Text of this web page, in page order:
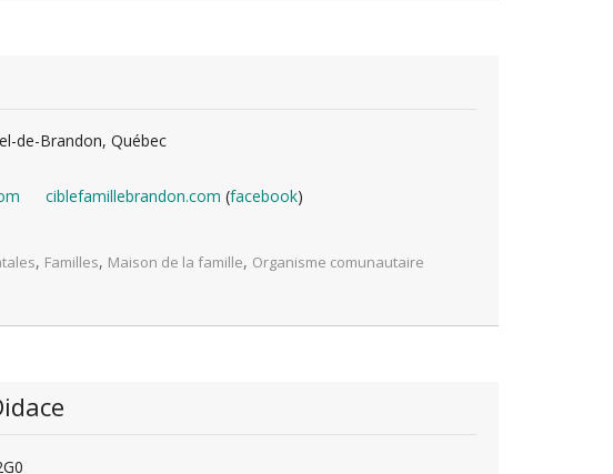
de-Brandon, Québec
ciblefamillebrandon.com (facebook)
, Familles, Maison de la famille, Organisme comunautaire